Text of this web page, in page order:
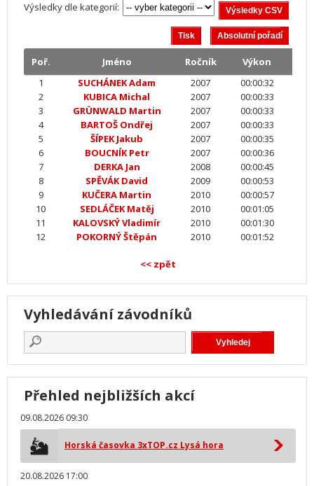
Výsledky dle kategorií:
Poř. Jméno Ročník
Výkon
1
SUCHÁNEK Adam 2007
00:00:32
2
KUBICA Michal 2007
00:00:33
3
GRÜNWALD Martin 2007
00:00:33
4
BARTOŠ Ondřej 2007
00:00:33
5
ŠÍPEK Jakub 2007
00:00:35
6
BOUCNÍK Petr 2007
00:00:36
7
DERKA Jan 2008
00:00:45
8
SPĚVÁK David 2009
00:00:53
9
KUČERA Martin 2010
00:00:57
10
SEDLÁČEK Matěj 2010
00:01:05
11
KALOVSKÝ Vladimír 2010
00:01:30
12
POKORNÝ Štěpán 2010 00:01:52
<< zpět
Vyhledávání závodníků
Přehled nejbližších akcí
09.08.2026 09:30
Horská časovka 3xTOP.cz Lysá hora
20.08.2026 17:00